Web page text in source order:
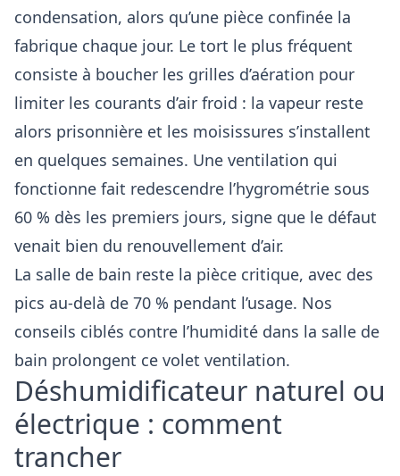
condensation, alors qu’une pièce confinée la
fabrique chaque jour. Le tort le plus fréquent
consiste à boucher les grilles d’aération pour
limiter les courants d’air froid : la vapeur reste
alors prisonnière et les moisissures s’installent
en quelques semaines. Une ventilation qui
fonctionne fait redescendre l’hygrométrie sous
60 % dès les premiers jours, signe que le défaut
venait bien du renouvellement d’air.
La salle de bain reste la pièce critique, avec des
pics au-delà de 70 % pendant l’usage. Nos
conseils ciblés contre l’humidité dans la salle de
bain prolongent ce volet ventilation.
Déshumidificateur naturel ou
électrique : comment
trancher